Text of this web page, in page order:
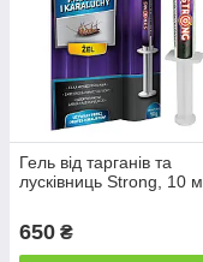
Гель від тарганів та
лусківниць Strong, 10 м
650 ₴